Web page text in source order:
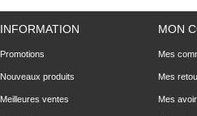
INFORMATION
Promotions
Nouveaux produits
Meilleures ventes
MON
Mes
Mes
Mes